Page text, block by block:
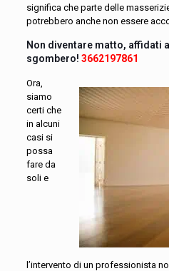
significa che parte delle
potrebbero anche non essere
Non diventare matto, affidati
sgombero! 3662197861
Ora,
siamo
certi che
in alcuni
casi si
possa
fare da
soli e
l’intervento di un professionista